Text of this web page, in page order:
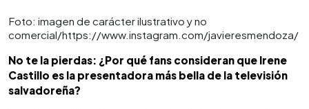
Foto: imagen de carácter ilustrativo y no
comercial/https://www.instagram.com/javieresmendoza/
No te la pierdas: ¿Por qué fans consideran que Irene
Castillo es la presentadora más bella de la televisión
salvadoreña?